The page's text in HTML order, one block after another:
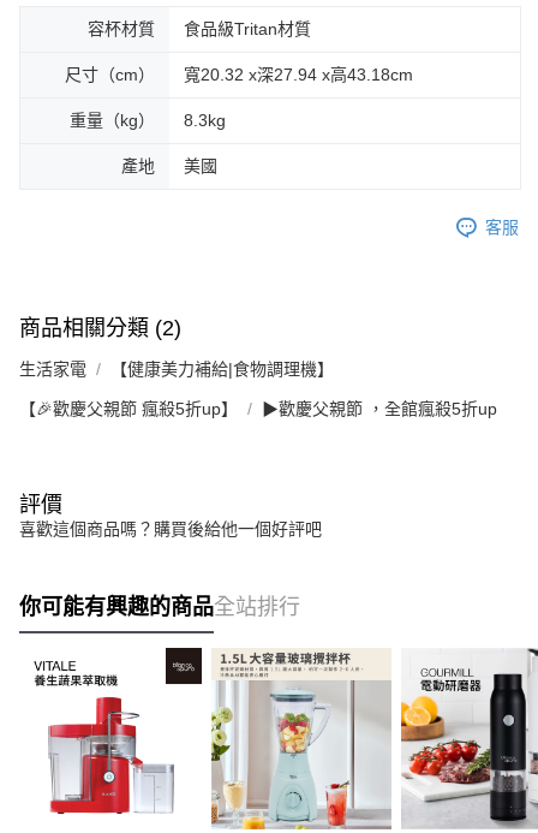
容杯材質 食品級Tritan材質
尺寸（cm） 寬20.32 x深27.94 x高43.18cm
重量（kg） 8.3kg
產地 美國
客服
商品相關分類 (2)
生活家電 【健康美力補給|食物調理機】
【🎉歡慶父親節 瘋殺5折up】 ▶歡慶父親節 ，全館瘋殺5折up
評價
喜歡這個商品嗎？購買後給他一個好評吧
你可能有興趣的商品全站排行